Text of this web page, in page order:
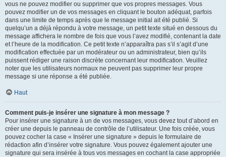
vous ne pouvez modifier ou supprimer que vos propres messages. Vous
pouvez modifier un de vos messages en cliquant le bouton adéquat, parfois
dans une limite de temps après que le message initial ait été publié. Si
quelqu’un a déjà répondu à votre message, un petit texte situé en dessous du
message affichera le nombre de fois que vous l’avez modifié, contenant la date
et l’heure de la modification. Ce petit texte n’apparaîtra pas s’il s’agit d’une
modification effectuée par un modérateur ou un administrateur, bien qu’ils
puissent rédiger une raison discrète concernant leur modification. Veuillez
noter que les utilisateurs normaux ne peuvent pas supprimer leur propre
message si une réponse a été publiée.
Haut
Comment puis-je insérer une signature à mon message ?
Pour insérer une signature à un de vos messages, vous devez tout d’abord en
créer une depuis le panneau de contrôle de l’utilisateur. Une fois créée, vous
pouvez cocher la case « Insérer une signature » depuis le formulaire de
rédaction afin d’insérer votre signature. Vous pouvez également ajouter une
signature qui sera insérée à tous vos messages en cochant la case appropriée